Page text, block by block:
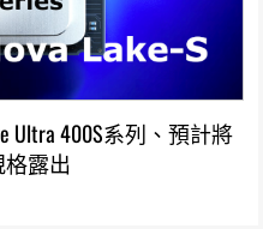
Ultra 400S系列、預計將
露出